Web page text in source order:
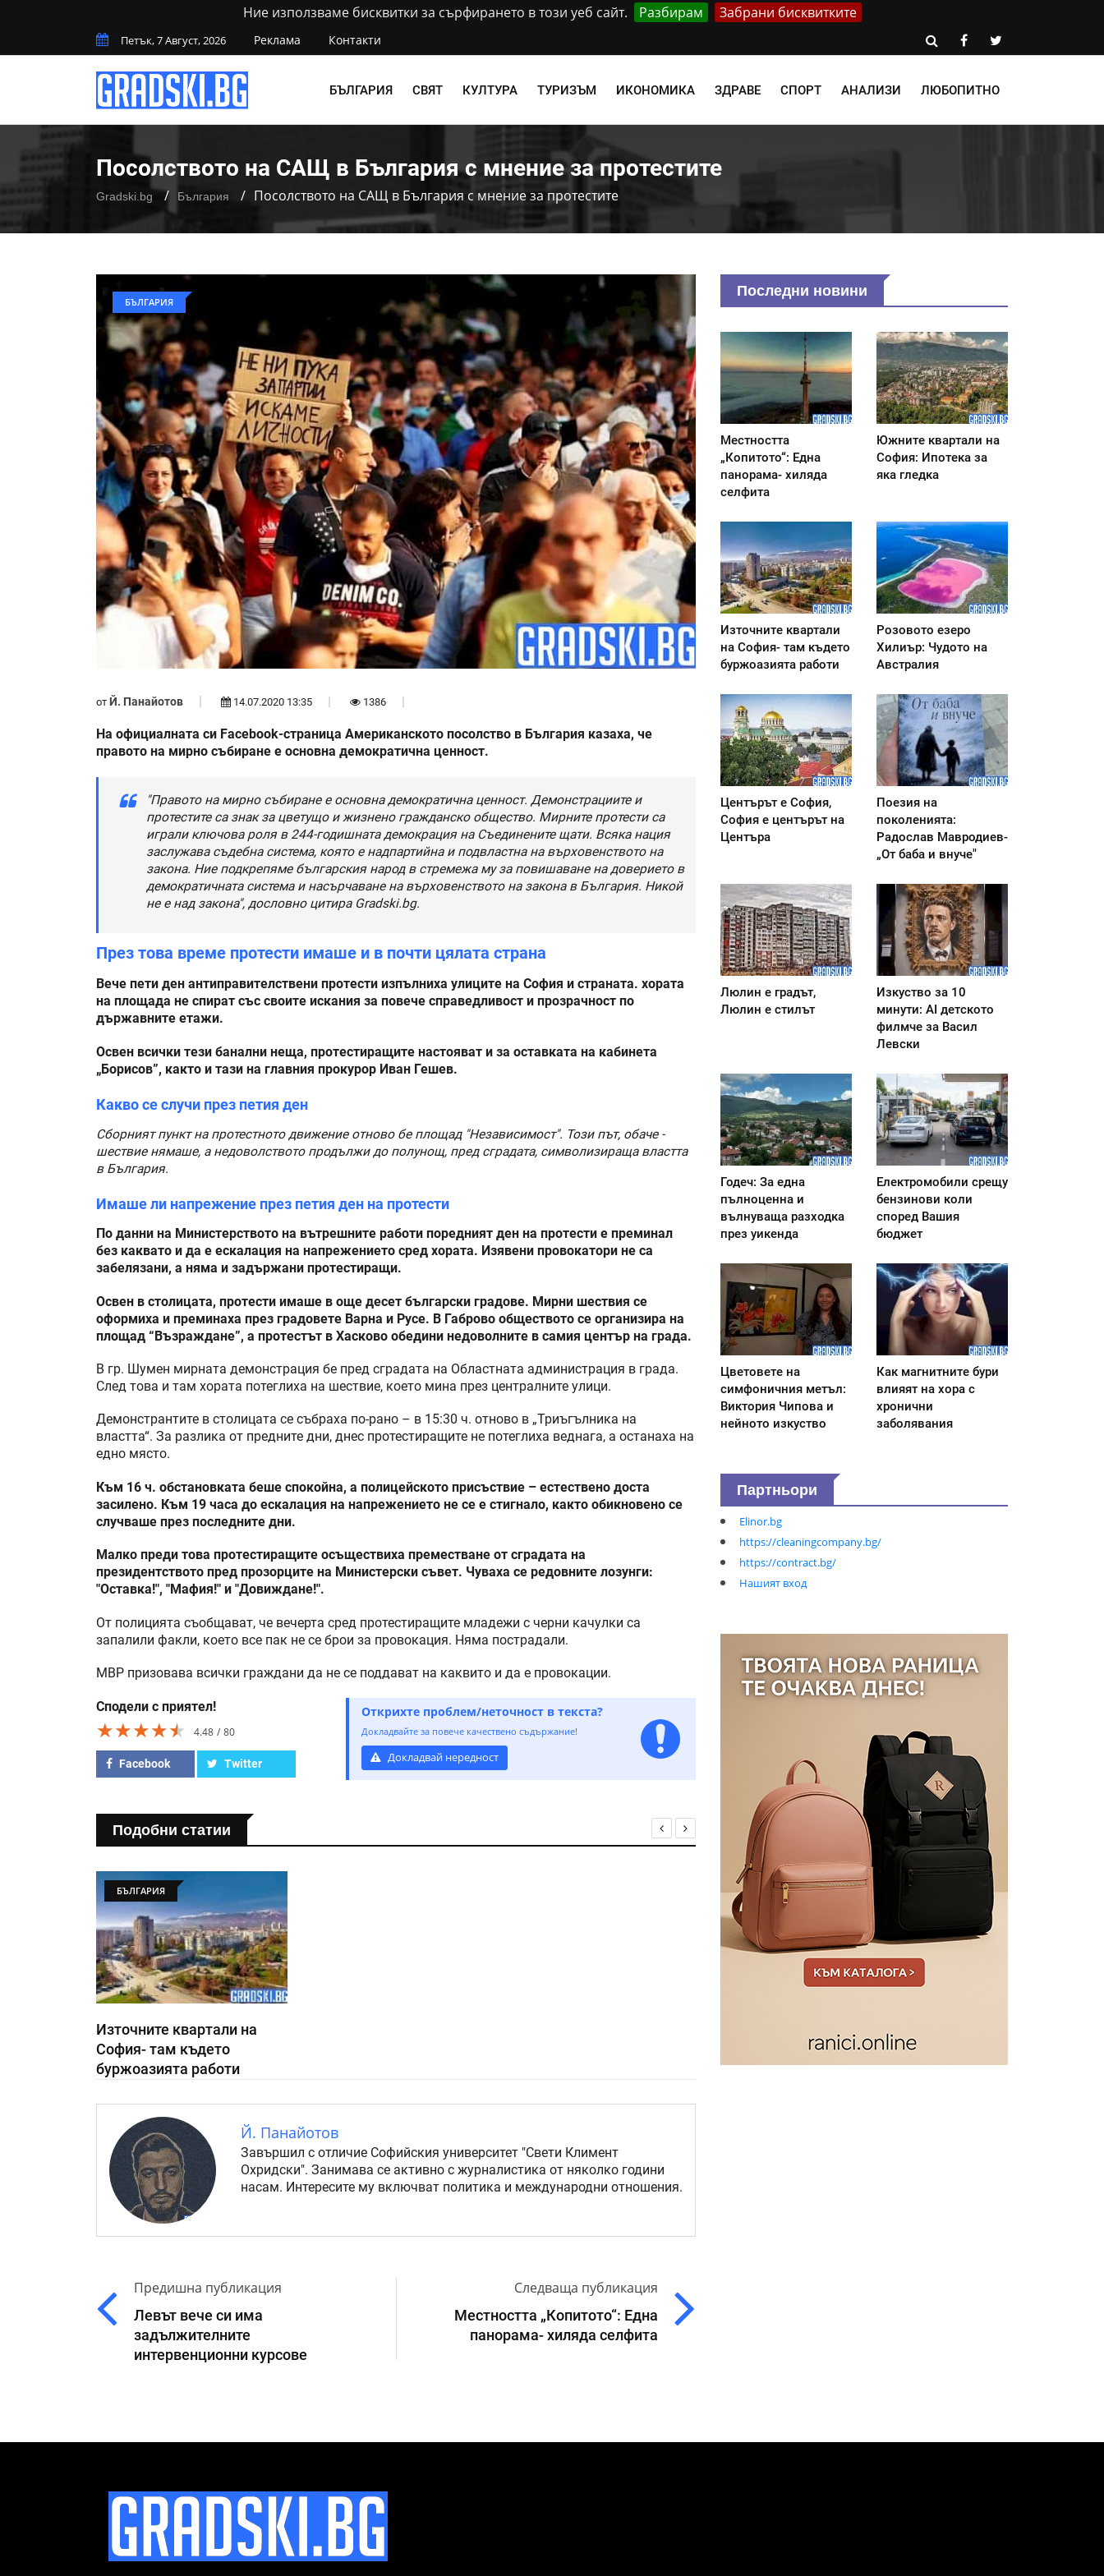
Ние използваме бисквитки за сърфирането в този уеб сайт. Разбирам Забрани бисквитките
Петък, 7 Август, 2026 Реклама Контакти
БЪЛГАРИЯ СВЯТ КУЛТУРА ТУРИЗЪМ ИКОНОМИКА ЗДРАВЕ СПОРТ АНАЛИЗИ ЛЮБОПИТНО
Посолството на САЩ в България с мнение за протестите
Gradski.bg България Посолството на САЩ в България с мнение за протестите
БЪЛГАРИЯ
от Й. Панайотов 14.07.2020 13:35 1386
На официалната си Facebook-страница Американското посолство в България казаха, че
правото на мирно събиране е основна демократична ценност.
"Правото на мирно събиране е основна демократична ценност. Демонстрациите и
протестите са знак за цветущо и жизнено гражданско общество. Мирните протести са
играли ключова роля в 244-годишната демокрация на Съединените щати. Всяка нация
заслужава съдебна система, която е надпартийна и подвластна на върховенството на
закона. Ние подкрепяме българския народ в стремежа му за повишаване на доверието в
демократичната система и насърчаване на върховенството на закона в България. Никой
не е над закона", дословно цитира Gradski.bg.
През това време протести имаше и в почти цялата страна
Вече пети ден антиправителствени протести изпълниха улиците на София и страната. хората
на площада не спират със своите искания за повече справедливост и прозрачност по
държавните етажи.
Освен всички тези банални неща, протестиращите настояват и за оставката на кабинета
„Борисов”, както и тази на главния прокурор Иван Гешев.
Какво се случи през петия ден
Сборният пункт на протестното движение отново бе площад "Независимост". Този път, обаче -
шествие нямаше, а недоволството продължи до полунощ, пред сградата, символизираща властта
в България.
Имаше ли напрежение през петия ден на протести
По данни на Министерството на вътрешните работи поредният ден на протести е преминал
без каквато и да е ескалация на напрежението сред хората. Изявени провокатори не са
забелязани, а няма и задържани протестиращи.
Освен в столицата, протести имаше в още десет български градове. Мирни шествия се
оформиха и преминаха през градовете Варна и Русе. В Габрово обществото се организира на
площад “Възраждане”, а протестът в Хасково обедини недоволните в самия център на града.
В гр. Шумен мирната демонстрация бе пред сградата на Областната администрация в града.
След това и там хората потеглиха на шествие, което мина през централните улици.
Демонстрантите в столицата се събраха по-рано – в 15:30 ч. отново в „Триъгълника на
властта“. За разлика от предните дни, днес протестиращите не потеглиха веднага, а останаха на
едно място.
Към 16 ч. обстановката беше спокойна, а полицейското присъствие – естествено доста
засилено. Към 19 часа до ескалация на напрежението не се е стигнало, както обикновено се
случваше през последните дни.
Малко преди това протестиращите осъществиха преместване от сградата на
президентството пред прозорците на Министерски съвет. Чуваха се редовните лозунги:
"Оставка!", "Мафия!" и "Довиждане!".
От полицията съобщават, че вечерта сред протестиращите младежи с черни качулки са
запалили факли, което все пак не се брои за провокация. Няма пострадали.
МВР призовава всички граждани да не се поддават на каквито и да е провокации.
Сподели с приятел!
★★★★★
★★★★★
★★★★★ 4.48 80
Facebook Twitter
Открихте проблем/неточност в текста?
Докладвайте за повече качествено съдържание!
Докладвай нередност
Подобни статии
БЪЛГАРИЯ
Източните квартали на
София- там където
буржоазията работи
Й. Панайотов
Завършил с отличие Софийския университет "Свети Климент
Охридски". Занимава се активно с журналистика от няколко години
насам. Интересите му включват политика и международни отношения.
Предишна публикация
Левът вече си има
задължителните
интервенционни курсове
Следваща публикация
Местността „Копитото“: Една
панорама- хиляда селфита
Последни новини
Местността
„Копитото“: Една
панорама- хиляда
селфита
Южните квартали на
София: Ипотека за
яка гледка
Източните квартали
на София- там където
буржоазията работи
Розовото езеро
Хилиър: Чудото на
Австралия
Центърът е София,
София е центърът на
Центъра
Поезия на
поколенията:
Радослав Мавродиев-
„От баба и внуче"
Люлин е градът,
Люлин е стилът
Изкуство за 10
минути: AI детското
филмче за Васил
Левски
Годеч: За една
пълноценна и
вълнуваща разходка
през уикенда
Електромобили срещу
бензинови коли
според Вашия
бюджет
Цветовете на
симфоничния метъл:
Виктория Чипова и
нейното изкуство
Как магнитните бури
влияят на хора с
хронични
заболявания
Партньори
Elinor.bg
https://cleaningcompany.bg/
https://contract.bg/
Нашият вход